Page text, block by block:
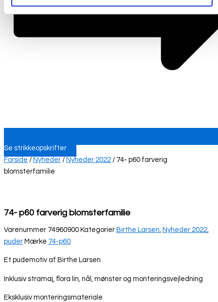
Se strikkeopskrifter
Forside / Nyheder / Nyheder 2022 / 74- p60 farverig
blomsterfamilie
74- p60 farverig blomsterfamilie
Varenummer 74960900 Kategorier Birthe Larsen Nyheder 2022
puder Mærke 74-p60
Et pudemotiv af Birthe Larsen
Inklusiv stramaj, flora lin, nål, mønster og monteringsvejledning
Eksklusiv monteringsmateriale